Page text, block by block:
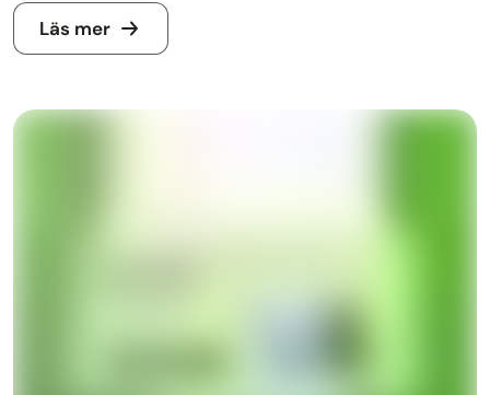
Läs mer